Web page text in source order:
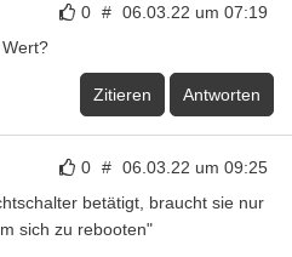
0 # 06.03.22 um 07:19
Zitieren Antworten
0 # 06.03.22 um 09:25
betätigt, braucht sie nur
sich zu rebooten"